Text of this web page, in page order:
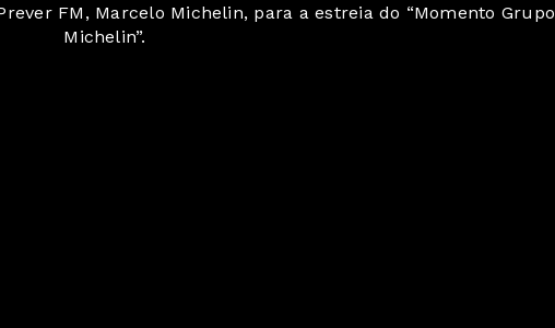
FM, Marcelo Michelin, para a estreia do “Momento Grupo
Michelin”.